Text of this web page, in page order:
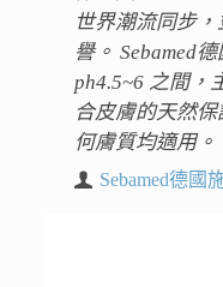
世界潮流同步
譽。 Sebamed
ph4.5~6 之間，
合皮膚的天然
何膚質均適用。
Sebamed德國